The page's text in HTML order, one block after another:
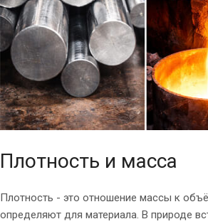
Плотность и масса
Плотность - это отношение массы к
определяют для материала. В природе